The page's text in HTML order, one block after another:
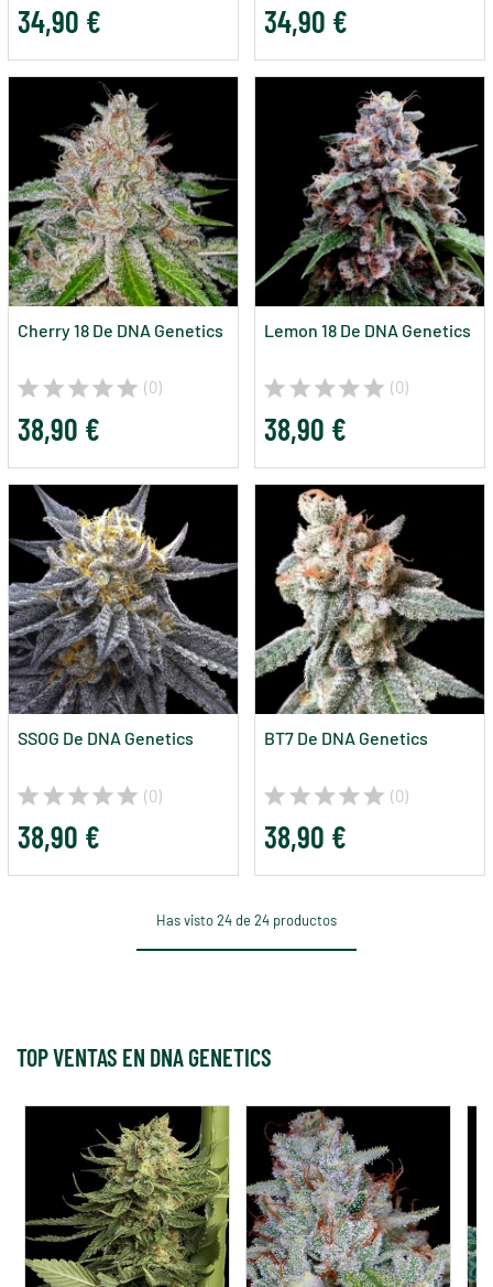
34,90 € 34,90 €
Cherry 18 De DNA Genetics
(0)
38,90 €
Lemon 18 De DNA Genetics
(0)
38,90 €
SSOG De DNA Genetics
(0)
38,90 €
BT7 De DNA Genetics
(0)
38,90 €
Has visto 24 de 24 productos
TOP VENTAS EN DNA GENETICS